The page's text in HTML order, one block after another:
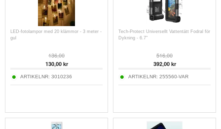
LED-fotolampor med 20 klämmor - 3 meter -
gul
136,00
130,00kr
ARTIKELNR: 3010236
Tech-Protect Universellt Vattentätt Fodral för
Dykning - 6.7"
516,00
392,00kr
ARTIKELNR: 255560-VAR